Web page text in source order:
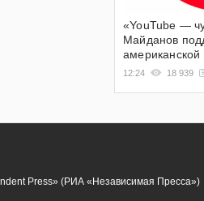
«YouTube —
Майданов
12:24 18 939
Press» (РИА «Независимая Пресса»)